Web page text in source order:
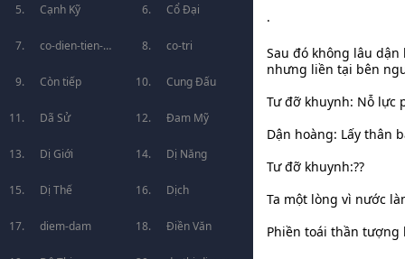
Cạnh Kỹ Cổ Đại
co-dien-tien-
hiep
co-tri
Còn tiếp Cung Đấu
Dã Sử Đam Mỹ
Dị Giới Dị Năng
Dị Thế Dịch
diem-dam Điền Văn
·
Sau đó không lâu
nhưng liền tại bên
Tư đỡ khuynh: Nỗ lực
Dận hoàng: Lấy thân
Tư đỡ khuynh:??
Ta một lòng vì nước
Phiền toái thần tượng